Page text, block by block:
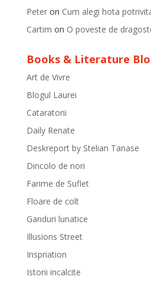
Peteron Cum alegi hota
Cartim on O poveste de
Books & Literature
Art de Vivre
Blogul Laurei
Cataratorii
Daily Renate
Deskreport by Stelian Tanase
Dincolo de nori
Farime de Suflet
Floare de colt
Ganduri lunatice
Illusions Street
Inspriation
Istorii incalcite